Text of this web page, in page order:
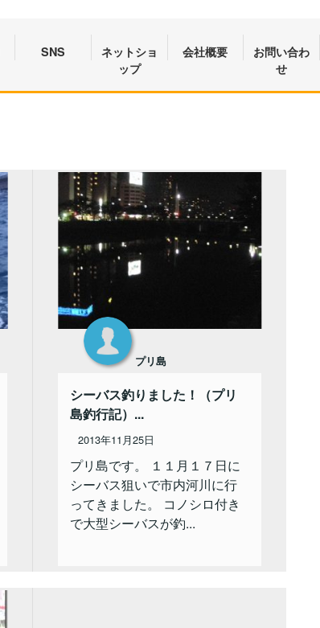
SNS
ネットショ
ップ
会社概要
お問い合わ
せ
プリ島
シーバス釣りました！（プリ
島釣行記）...
2013年11月25日
プリ島です。 １１月１７日に
シーバス狙いで市内河川に行
ってきました。 コノシロ付き
で大型シーバスが釣...